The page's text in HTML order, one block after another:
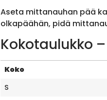
Aseta mittanauhan pää
olkapäähän, pidä
Kokotaulukko
Koko
S